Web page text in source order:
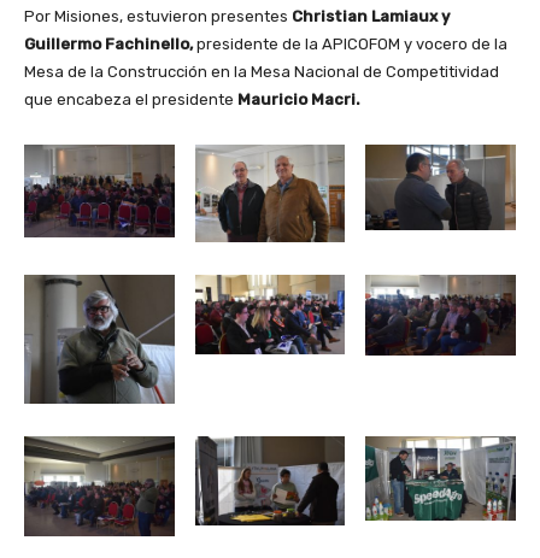
Por Misiones, estuvieron presentes Christian Lamiaux y
Guillermo Fachinello,presidente de la APICOFOM y vocero de la
Mesa de la Construcción en la Mesa Nacional de Competitividad
que encabeza el presidente Mauricio Macri.